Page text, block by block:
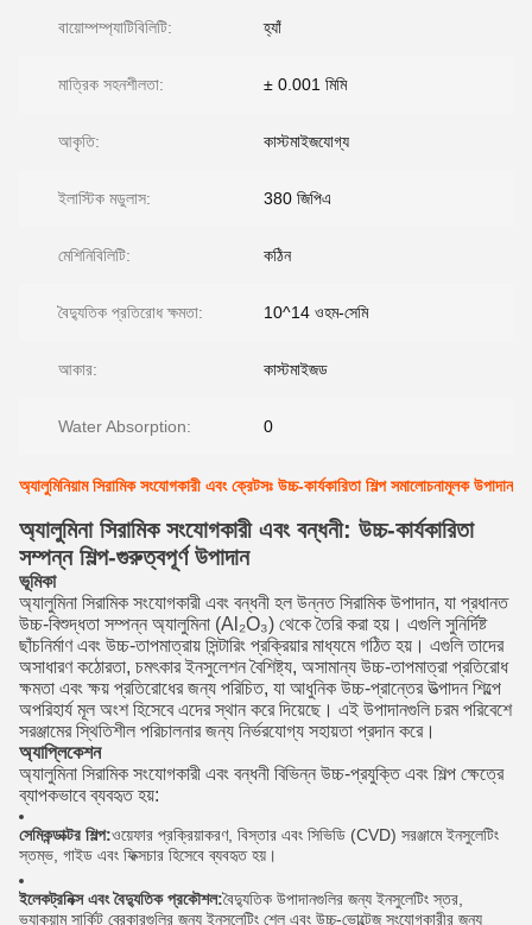
বায়োম্পম্প্যাটিবিলিটি: হ্যাঁ
মাত্রিক সহনশীলতা: ± 0.001 মিমি
আকৃতি: কাস্টমাইজযোগ্য
ইলাস্টিক মডুলাস: 380 জিপিএ
মেশিনিবিলিটি: কঠিন
বৈদ্যুতিক প্রতিরোধ ক্ষমতা: 10^14 ওহম-সেমি
আকার: কাস্টমাইজড
Water Absorption: 0
অ্যালুমিনিয়াম সিরামিক সংযোগকারী এবং ক্রেটসঃ উচ্চ-কার্যকারিতা শিল্প সমালোচনামূলক উপাদান
অ্যালুমিনা সিরামিক সংযোগকারী এবং বন্ধনী: উচ্চ-কার্যকারিতা
সম্পন্ন শিল্প-গুরুত্বপূর্ণ উপাদান
ভূমিকা
অ্যালুমিনা সিরামিক সংযোগকারী এবং বন্ধনী হল উন্নত সিরামিক উপাদান, যা প্রধানত
উচ্চ-বিশুদ্ধতা সম্পন্ন অ্যালুমিনা (Al₂O₃) থেকে তৈরি করা হয়। এগুলি সুনির্দিষ্ট
ছাঁচনির্মাণ এবং উচ্চ-তাপমাত্রায় সিন্টারিং প্রক্রিয়ার মাধ্যমে গঠিত হয়। এগুলি তাদের
অসাধারণ কঠোরতা, চমৎকার ইনসুলেশন বৈশিষ্ট্য, অসামান্য উচ্চ-তাপমাত্রা প্রতিরোধ
ক্ষমতা এবং ক্ষয় প্রতিরোধের জন্য পরিচিত, যা আধুনিক উচ্চ-প্রান্তের উত্পাদন শিল্পে
অপরিহার্য মূল অংশ হিসেবে এদের স্থান করে দিয়েছে। এই উপাদানগুলি চরম পরিবেশে
সরঞ্জামের স্থিতিশীল পরিচালনার জন্য নির্ভরযোগ্য সহায়তা প্রদান করে।
অ্যাপ্লিকেশন
অ্যালুমিনা সিরামিক সংযোগকারী এবং বন্ধনী বিভিন্ন উচ্চ-প্রযুক্তি এবং শিল্প ক্ষেত্রে
ব্যাপকভাবে ব্যবহৃত হয়:
সেমিকন্ডাক্টর শিল্প:ওয়েফার প্রক্রিয়াকরণ, বিস্তার এবং সিভিডি (CVD) সরঞ্জামে ইনসুলেটিং
স্তম্ভ, গাইড এবং ফিক্সচার হিসেবে ব্যবহৃত হয়।
ইলেকট্রনিক্স এবং বৈদ্যুতিক প্রকৌশল:বৈদ্যুতিক উপাদানগুলির জন্য ইনসুলেটিং স্তর,
ভ্যাকুয়াম সার্কিট ব্রেকারগুলির জন্য ইনসুলেটিং শেল এবং উচ্চ-ভোল্টেজ সংযোগকারীর জন্য